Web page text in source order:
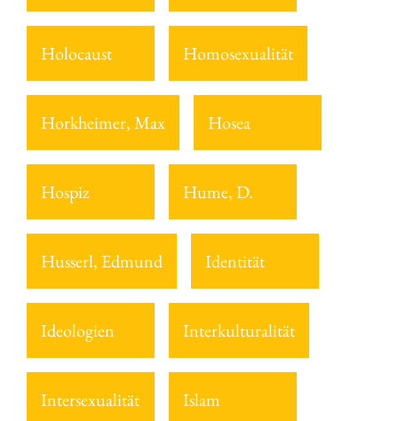
Holocaust Homosexualität
Horkheimer, Max Hosea
Hospiz Hume, D.
Husserl, Edmund Identität
Ideologien Interkulturalität
Intersexualität Islam